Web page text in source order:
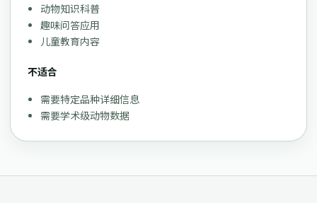
动物知识科普
趣味问答应用
儿童教育内容
不适合
需要特定品种详细信息
需要学术级动物数据